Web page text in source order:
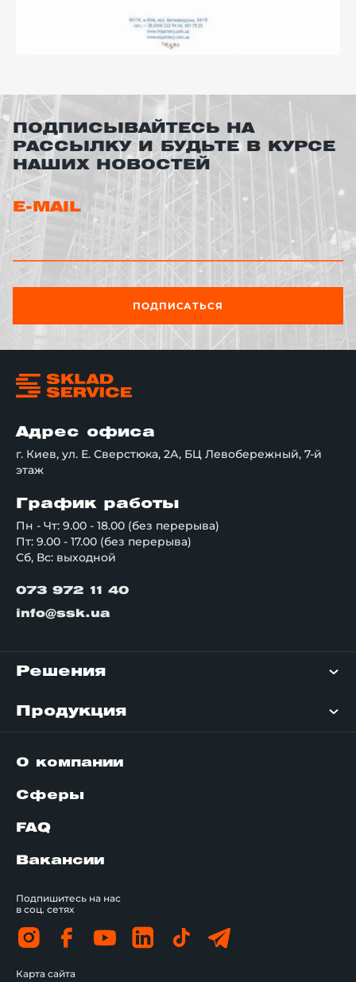
ПОДПИСЫВАЙТЕСЬ НА
РАССЫЛКУ И БУДЬТЕ В КУРСЕ
НАШИХ НОВОСТЕЙ
E-MAIL
ПОДПИСАТЬСЯ
Адрес офиса
г. Киев, ул. Е. Сверстюка, 2А, БЦ Левобережный, 7-й
этаж
График работы
Пн - Чт: 9.00 - 18.00 (без перерыва)
Пт: 9.00 - 17.00 (без перерыва)
Сб, Вс: выходной
073 972 11 40
info@ssk.ua
Решения
Продукция
О компании
Сферы
FAQ
Вакансии
Подпишитесь на нас
в соц. сетях
Карта сайта